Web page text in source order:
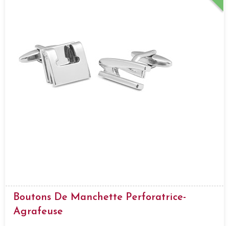
Boutons De Manchette Perforatrice-
Agrafeuse